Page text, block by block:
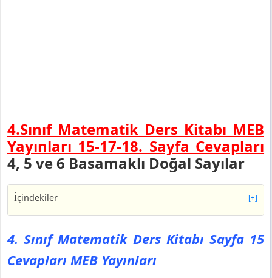
4.Sınıf Matematik Ders Kitabı MEB
Yayınları 15-17-18. Sayfa Cevapları
4, 5 ve 6 Basamaklı Doğal Sayılar
İçindekiler [+]
4. Sınıf Matematik Ders Kitabı Sayfa 15 Cevapları MEB
Yayınları
Oynayalım Öğrenelim
4. Sınıf Matematik Ders Kitabı Sayfa 17 Cevapları MEB
4. Sınıf Matematik Ders Kitabı Sayfa 15
Cevapları MEB Yayınları